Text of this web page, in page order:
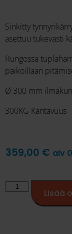
Sinkitty
asettuu tukevasti
Rungossa
paikoillaan
Ø 300 mm
300KG Kantavuus
359,00 € alv
Lisää